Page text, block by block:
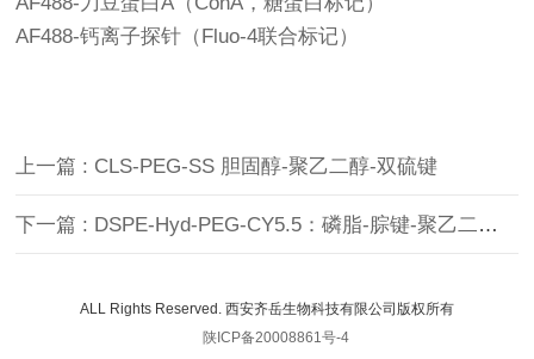
AF488-钙离子探针（Fluo-4联合标记）
上一篇 : CLS-PEG-SS 胆固醇-聚乙二醇-双硫键
下一篇 : DSPE-Hyd-PEG-CY5.5：磷脂-腙键-聚乙二醇-花菁素CY5.5
ALL Rights Reserved. 西安齐岳生物科技有限公司版权所有
陕ICP备20008861号-4